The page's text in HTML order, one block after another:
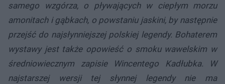
samego wzgórza, o pływających w ciepłym morzu
amonitach i gąbkach, o powstaniu jaskini, by następnie
przejść do najsłynniejszej polskiej legendy. Bohaterem
wystawy jest także opowieść o smoku wawelskim w
średniowiecznym zapisie Wincentego Kadłubka. W
najstarszej wersji tej słynnej legendy nie ma